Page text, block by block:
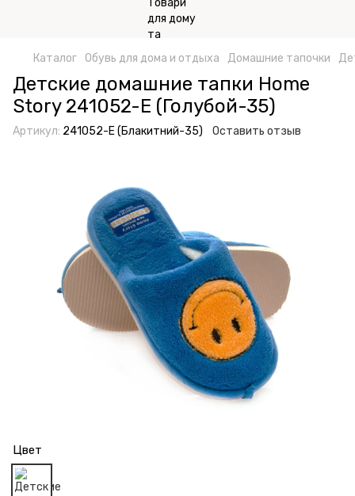
Каталог Обувь для дома и отдыха Домашние тапочки
Детские домашние тапки Home
Story 241052-Е (Голубой-35)
Артикул: 241052-Е (Блакитний-35) Оставить отзыв
Цвет